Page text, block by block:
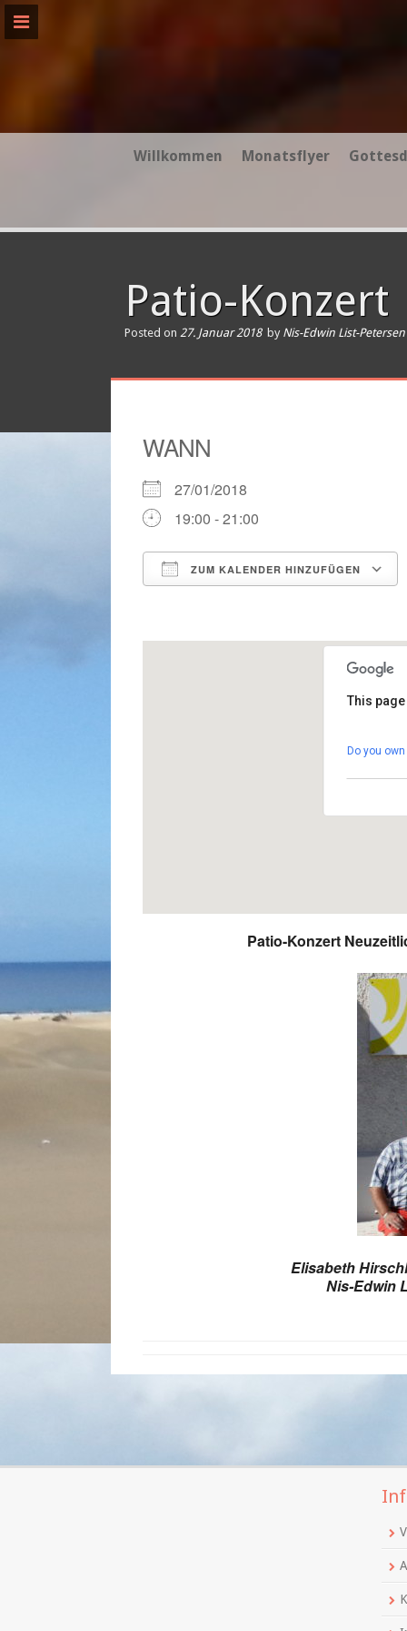
Skip
Willkommen Monatsflyer
Patio-Konzert
Posted on 27. Januar 2018 by Nis-Edwin List-Petersen
WANN
27/01/2018
19:00 - 21:00
ZUM KALENDER HINZUFÜGEN
This
Do you
Patio-Konzert
Elisabeth
Nis-Edwin